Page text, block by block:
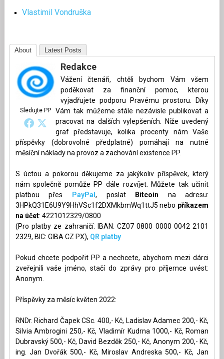
Vlastimil Vondruška
About Latest Posts
Sledujte PP
Redakce
Vážení čtenáři, chtěli bychom Vám všem
poděkovat za finanční pomoc, kterou
vyjadřujete podporu Pravému prostoru. Díky
Vám tak můžeme stále nezávisle publikovat a
pracovat na dalších vylepšeních. Níže uvedený
graf představuje, kolika procenty nám Vaše
příspěvky (dobrovolné předplatné) pomáhají na nutné
měsíční náklady na provoz a zachování existence PP.
S úctou a pokorou děkujeme za jakýkoliv příspěvek, který
nám společně pomůže PP dále rozvíjet. Můžete tak učinit
platbou přes
PayPal , poslat Bitcoin na adresu:
3HPkQ31E6U9Y9HhVSc1f2DXMkbmWq1ttJ5 nebo příkazem
na účet: 4221012329/0800
(Pro platby ze zahraničí: IBAN: CZ07 0800 0000 0042 2101
2329, BIC: GIBA CZ PX), QR platby
Pokud chcete podpořit PP a nechcete, abychom mezi dárci
zveřejnili vaše jméno, stačí do zprávy pro příjemce uvést:
Anonym.
Příspěvky za měsíc květen 2022:
RNDr. Richard Čapek CSc. 400,- Kč, Ladislav Adamec 200,- Kč,
Silvia Ambrogini 250,- Kč, Vladimír Kudrna 1000,- Kč, Roman
Dubravský 500,- Kč, David Bezděk 250,- Kč, Anonym 200,- Kč,
ing. Jan Dvořák 500,- Kč, Miroslav Andreska 500,- Kč, Jan